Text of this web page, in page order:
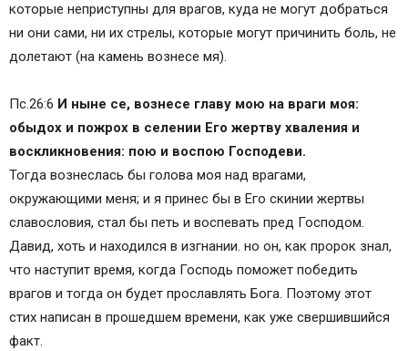
которые неприступны для врагов, куда не могут добраться
ни они сами, ни их стрелы, которые могут причинить боль, не
долетают (на камень вознесе мя).
Пс.26:6 И ныне се, вознесе главу мою на враги моя:
обыдох и пожрох в селении Его жертву хваления и
воскликновения: пою и воспою Господеви.
Тогда вознеслась бы голова моя над врагами,
окружающими меня; и я принес бы в Его скинии жертвы
славословия, стал бы петь и воспевать пред Господом.
Давид, хоть и находился в изгнании. но он, как пророк знал,
что наступит время, когда Господь поможет победить
врагов и тогда он будет прославлять Бога. Поэтому этот
стих написан в прошедшем времени, как уже свершившийся
факт.